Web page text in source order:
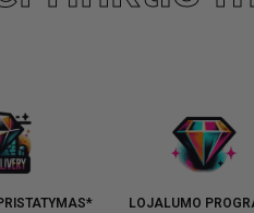
LOJALUMO